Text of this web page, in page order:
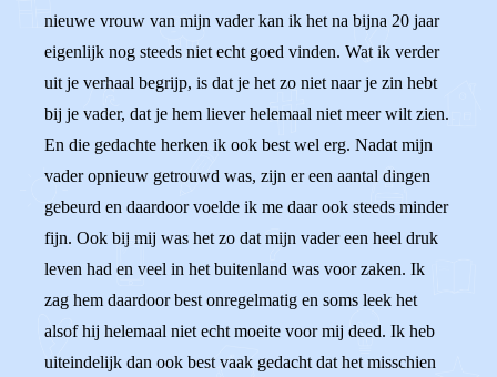
nieuwe vrouw van mijn vader kan ik het na bijna 20 jaar
eigenlijk nog steeds niet echt goed vinden. Wat ik verder
uit je verhaal begrijp, is dat je het zo niet naar je zin hebt
bij je vader, dat je hem liever helemaal niet meer wilt zien.
En die gedachte herken ik ook best wel erg. Nadat mijn
vader opnieuw getrouwd was, zijn er een aantal dingen
gebeurd en daardoor voelde ik me daar ook steeds minder
fijn. Ook bij mij was het zo dat mijn vader een heel druk
leven had en veel in het buitenland was voor zaken. Ik
zag hem daardoor best onregelmatig en soms leek het
alsof hij helemaal niet echt moeite voor mij deed. Ik heb
uiteindelijk dan ook best vaak gedacht dat het misschien